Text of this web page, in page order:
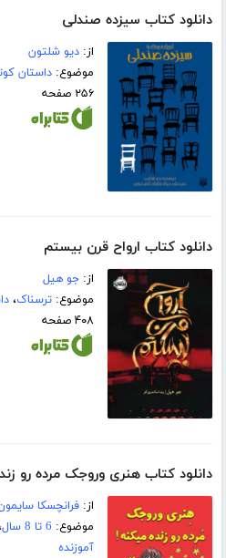
دانلود کتاب سیزده صندلی
از:دیو شلتون
موضوع:داستان
۲۵۶ صفحه
دانلود کتاب ارواح قرن بیستم
از:جو ھیل
موضوع:ترسناک،
۴۰۸ صفحه
دانلود کتاب هنری وروجک مرده رو
از:فرانچسکا
موضوع: 6 تا 8 سال
آموزنده